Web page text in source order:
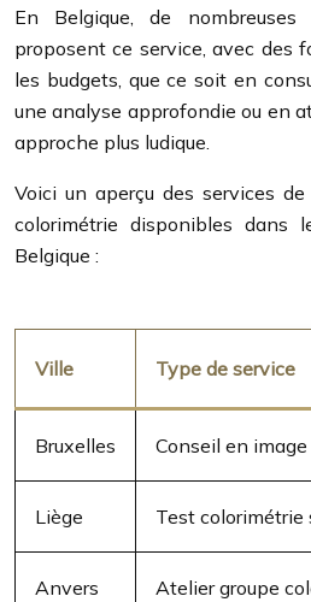
En Belgique, de
proposent ce service, avec des
les budgets, que ce soit en
une analyse approfondie ou en
approche plus ludique.
Voici un aperçu des services
colorimétrie disponibles dans
Belgique :
Ville Type de service
Bruxelles Conseil en
Liège Test colorimétrie
Anvers Atelier groupe